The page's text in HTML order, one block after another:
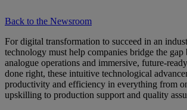
Back to the Newsroom
For digital transformation to succeed in an
technology must help companies bridge the gap
analogue operations and immersive, future-
done right, these intuitive technological
productivity and efficiency in everything from
upskilling to production support and quality